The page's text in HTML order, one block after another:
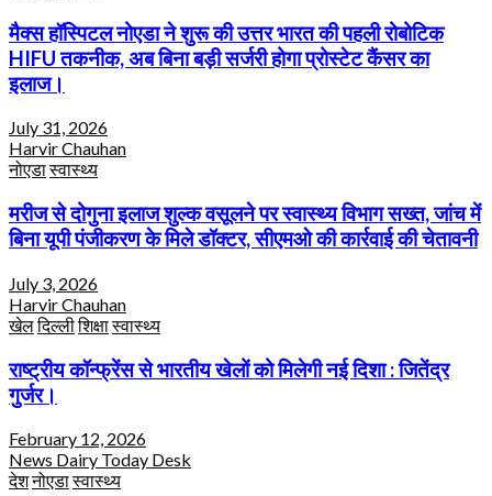
मैक्स हॉस्पिटल नोएडा ने शुरू की उत्तर भारत की पहली रोबोटिक
HIFU तकनीक, अब बिना बड़ी सर्जरी होगा प्रोस्टेट कैंसर का
इलाज।
July 31, 2026
Harvir Chauhan
नोएडास्वास्थ्य
मरीज से दोगुना इलाज शुल्क वसूलने पर स्वास्थ्य विभाग सख्त, जांच में
बिना यूपी पंजीकरण के मिले डॉक्टर, सीएमओ की कार्रवाई की चेतावनी
July 3, 2026
Harvir Chauhan
खेलदिल्लीशिक्षास्वास्थ्य
राष्ट्रीय कॉन्फ्रेंस से भारतीय खेलों को मिलेगी नई दिशा : जितेंद्र
गुर्जर।
February 12, 2026
News Dairy Today Desk
देशनोएडास्वास्थ्य